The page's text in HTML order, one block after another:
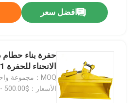
افضل سعر
حفرة بناء حطام
الانحناء للحفرة 1 - 30 طن
MOQ：مجموعة واحدة
الأسعار：$500.00 - $800.00/sets